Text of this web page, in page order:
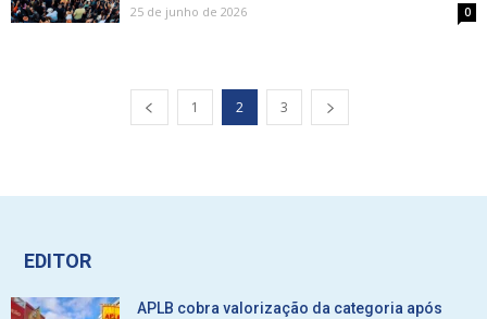
25 de junho de 2026 0
1 2 3
EDITOR
APLB cobra valorização da categoria após